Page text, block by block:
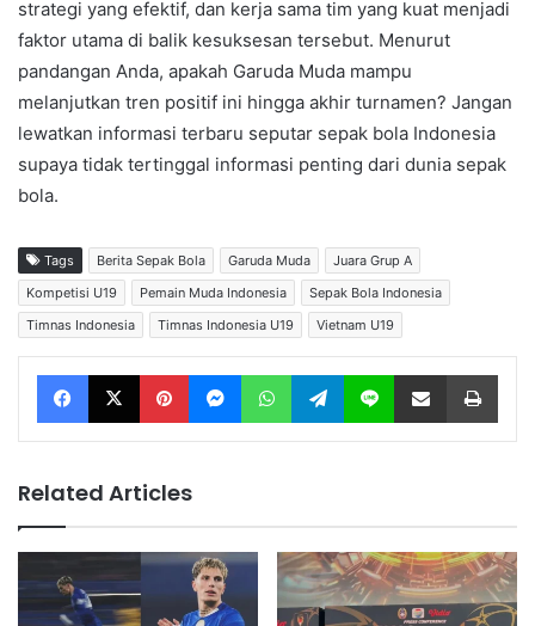
strategi yang efektif, dan kerja sama tim yang kuat menjadi
faktor utama di balik kesuksesan tersebut. Menurut
pandangan Anda, apakah Garuda Muda mampu
melanjutkan tren positif ini hingga akhir turnamen? Jangan
lewatkan informasi terbaru seputar sepak bola Indonesia
supaya tidak tertinggal informasi penting dari dunia sepak
bola.
Tags Berita Sepak Bola Garuda Muda
Juara Grup A
Kompetisi U19
Pemain Muda Indonesia
Sepak Bola Indonesia
Timnas Indonesia
Timnas Indonesia U19 Vietnam U19
Facebook X Pinterest Messenger WhatsApp Telegram Line Share via Email
Related Articles